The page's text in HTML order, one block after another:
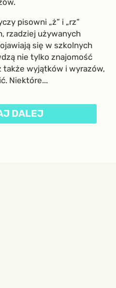
pisowni „ż” i „rz”
rzadziej używanych
się w szkolnych
nie tylko znajomość
także wyjątków i wyrazów,
Niektóre...
DALEJ